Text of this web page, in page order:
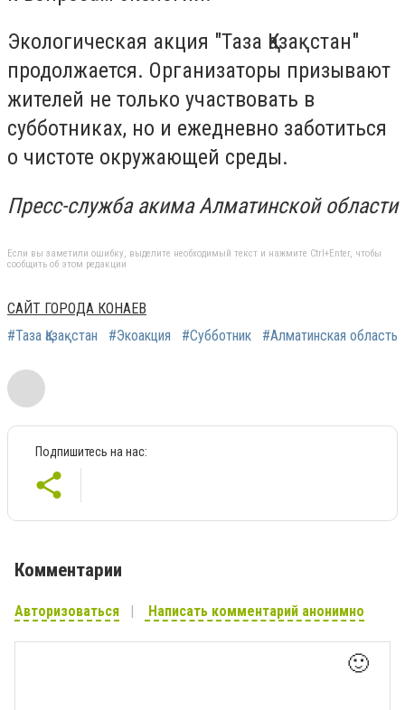
Экологическая акция "Таза Қазақстан"
продолжается. Организаторы призывают
жителей не только участвовать в
субботниках, но и ежедневно заботиться
о чистоте окружающей среды.
Пресс-служба акима Алматинской области
Если вы заметили ошибку, выделите необходимый текст и нажмите Ctrl+Enter, чтобы
сообщить об этом редакции
САЙТ ГОРОДА КОНАЕВ
#Таза Қазақстан
#Экоакция #Субботник #Алматинская область
Подпишитесь на нас:
Комментарии
Авторизоваться Написать комментарий анонимно
🙂